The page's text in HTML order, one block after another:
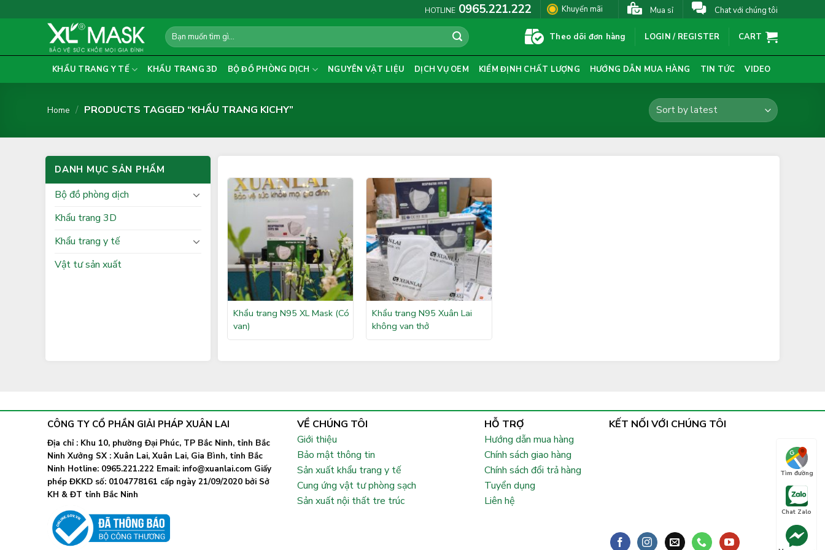
to
HOTLINE 0965.221.222 Khuyến mãi Mua sỉ Chat với chúng tôi
Search
for:
Theo dõi đơn hàng LOGIN / REGISTER CART
KHẨU TRANG Y TẾ KHẨU TRANG 3D BỘ ĐỒ PHÒNG DỊCH NGUYÊN VẬT LIỆU DỊCH VỤ OEM KIỂM ĐỊNH CHẤT LƯỢNG HƯỚNG DẪN MUA HÀNG TIN TỨC VIDEO
Home / PRODUCTS TAGGED “KHẨU TRANG KICHY”
DANH MỤC SẢN PHẨM
Bộ đồ phòng dịch
Khẩu trang 3D
Khẩu trang y tế
Vật tư sản xuất
Khẩu trang N95 XL Mask (Có
van)
Khẩu trang N95 Xuân Lai
không van thở
CÔNG TY CỔ PHẦN GIẢI PHÁP XUÂN LAI
Địa chỉ : Khu 10, phường Đại Phúc, TP Bắc Ninh, tỉnh Bắc
Ninh Xưởng SX : Xuân Lai, Xuân Lai, Gia Bình, tỉnh Bắc
Ninh Hotline: 0965.221.222 Email: info@xuanlai.com Giấy
phép ĐKKD số: 0104778161 cấp ngày 21/09/2020 bởi Sở
KH & ĐT tỉnh Bắc Ninh
VỀ CHÚNG TÔI
Giới thiệu
Bảo mật thông tin
Sản xuất khẩu trang y tế
Cung ứng vật tư phòng sạch
Sản xuất nội thất tre trúc
HỖ TRỢ
Hướng dẫn mua hàng
Chính sách giao hàng
Chính sách đổi trả hàng
Tuyển dụng
Liên hệ
KẾT NỐI VỚI CHÚNG TÔI
Tìm đường
Chat Zalo